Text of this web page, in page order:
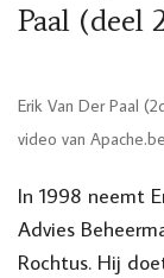
Paal (deel
Erik Van Der Paal
video van Apache.be
In 1998 neemt
Advies
Rochtus. Hij